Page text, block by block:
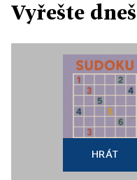
Vyřešte
HRÁT